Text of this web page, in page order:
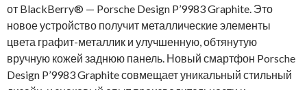
от BlackBerry® — Porsche Design P’9983 Graphite. Это
новое устройство получит металлические элементы
цвета графит-металлик и улучшенную, обтянутую
вручную кожей заднюю панель. Новый смартфон Porsche
Design P’9983 Graphite совмещает уникальный стильный